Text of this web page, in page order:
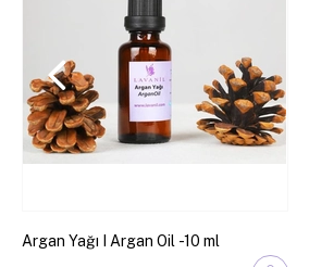
Argan Yağı I Argan Oil -10 ml